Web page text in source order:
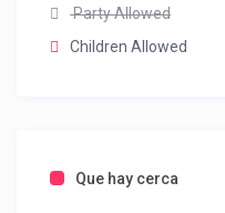
Party Allowed
Children Allowed
Que hay cerca